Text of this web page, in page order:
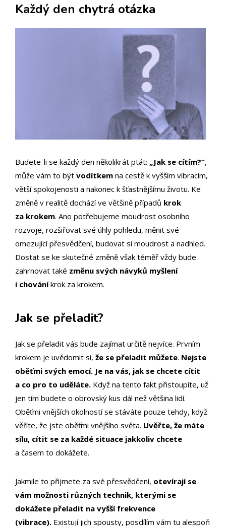
Každý den chytrá otázka
Budete-li se každý den několikrát ptát: „Jak se cítím?“,
může vám to být vodítkem na cestě k vyšším vibracím,
větší spokojenosti a nakonec k šťastnějšímu životu. Ke
změně v realitě dochází ve většině případů krok
za krokem. Ano potřebujeme moudrost osobního
rozvoje, rozšiřovat své úhly pohledu, měnit své
omezující přesvědčení, budovat si moudrost a nadhled.
Dostat se ke skutečné změně však téměř vždy bude
zahrnovat také změnu svých návyků myšlení
i chováníkrok za krokem.
Jak se přeladit?
Jak se přeladit vás bude zajímat určitě nejvíce. Prvním
krokem je uvědomit si, že se přeladit můžete. Nejste
oběťmi svých emocí. Je na vás, jak se chcete cítit
a co pro to uděláte. Když na tento fakt přistoupíte, už
jen tím budete o obrovský kus dál než většina lidí.
Oběťmi vnějších okolností se stáváte pouze tehdy, když
věříte, že jste oběťmi vnějšího světa. Uvěřte, že máte
sílu, cítit se za každé situace jakkoliv chcete
a časem to dokážete.
Jakmile to přijmete za své přesvědčení, otevírají se
vám možnosti různých technik, kterými se
dokážete přeladit na vyšší frekvence
(vibrace). Existují jich spousty, posdílím vám tu alespoň